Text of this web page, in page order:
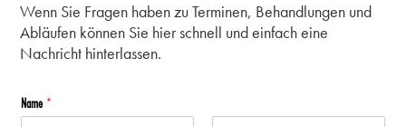
Wenn Sie Fragen haben zu Terminen, Behandlungen und
Abläufen können Sie hier schnell und einfach eine
Nachricht hinterlassen.
Name*